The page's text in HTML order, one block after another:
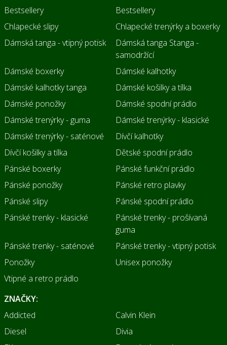
Bestsellery
Bestsellery
Chlapecké slipy
Chlapecké trenýrky a boxerky
Dámská tanga - vtipný potisk
Dámská tanga Stanga -
samodržící
Dámské boxerky
Dámské kalhotky
Dámské kalhotky tanga
Dámské košilky a tílka
Dámské ponožky
Dámské spodní prádlo
Dámské trenýrky - guma
Dámské trenýrky - klasické
Dámské trenýrky - saténové
Dívčí kalhotky
Dívčí košilky a tílka
Dětské spodní prádlo
Pánské boxerky
Pánské funkční prádlo
Pánské ponožky
Pánské retro plavky
Pánské slipy
Pánské spodní prádlo
Pánské trenky - klasické
Pánské trenky - prošívaná
guma
Pánské trenky - saténové
Pánské trenky - vtipný potisk
Ponožky
Unisex ponožky
Vtipné a retro prádlo
ZNAČKY:
Addicted
Calvin Klein
Diesel
Divia